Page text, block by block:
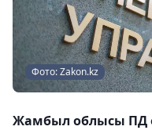
Фото: Zakon.kz
Жамбыл облысы ПД